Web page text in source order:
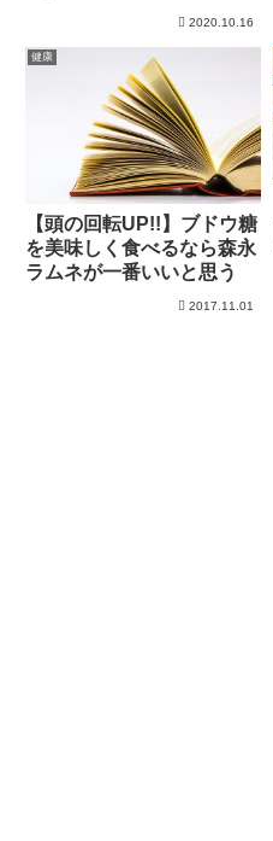
2020.10.16
健康
【頭の回転UP!!】ブドウ糖
を美味しく食べるなら森永
ラムネが一番いいと思う
2017.11.01